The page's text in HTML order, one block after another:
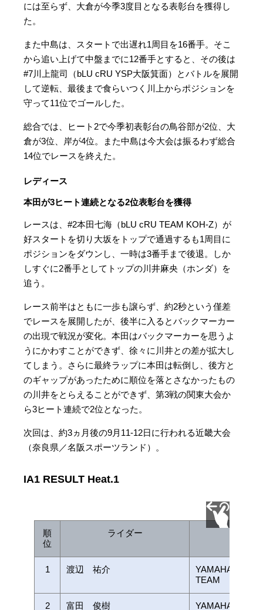
には至らず、大倉が今季3度目となる表彰台を獲得し
た。
また中島は、スタートで出遅れ1周目を16番手。そこ
から追い上げて中盤までに12番手とすると、その後は
#7川上龍司（bLU cRU YSP大阪箕面）とバトルを展開
して逆転、最後まで食らいつく川上からポジションを
守って11位でゴールした。
総合では、ヒート2で今季初表彰台の鳥谷部が2位、大
倉が3位、岸が4位。また中島は今大会は振るわず総合
14位でレースを終えた。
レディース
本田が3ヒート連続となる2位表彰台を獲得
レースは、#2本田七海（bLU cRU TEAM KOH-Z）が
好スタートを切り大坂をトップで通過するも1周目に
ポジションをダウンし、一時は3番手まで後退。しか
しすぐに2番手としてトップの川井麻央（ホンダ）を
追う。
レース前半はともに一歩も譲らず、約2秒という僅差
でレースを展開したが、後半に入るとバックマーカー
の出現で戦況が変化。本田はバックマーカーを思うよ
うにかわすことができず、徐々に川井との差が拡大し
てしまう。さらに最終ラップに本田は転倒し、後方と
のギャップがあったために順位を落とさなかったもの
の川井をとらえることができず、第3戦の関東大会か
ら3ヒート連続で2位となった。
次回は、約3ヵ月後の9月11-12日に行われる近畿大会
（奈良県／名阪スポーツランド）。
IA1 RESULT Heat.1
順
位
ライダー
1 渡辺 祐介
YAMAHA
TEAM
2 富田 俊樹 YAMAHA